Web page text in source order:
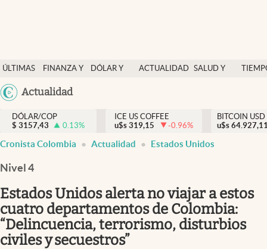
ÚLTIMAS
NOTICIAS
FINANZA Y
DÓLAR Y
ACTUALIDAD SALUD Y
México
Actualidad
Salud y nutrición
Vida espiritual
Actualidad
Colombia
DÓLAR/COP
$ 3157,43 0.13%
ICE US COFFEE
u$s 319,15 -0.96%
BITCOIN USD
u$s
Cronista Colombia Actualidad Estados Unidos
Nivel 4
Estados Unidos alerta no viajar a estos
cuatro departamentos de Colombia:
“Delincuencia, terrorismo, disturbios
civiles y secuestros”